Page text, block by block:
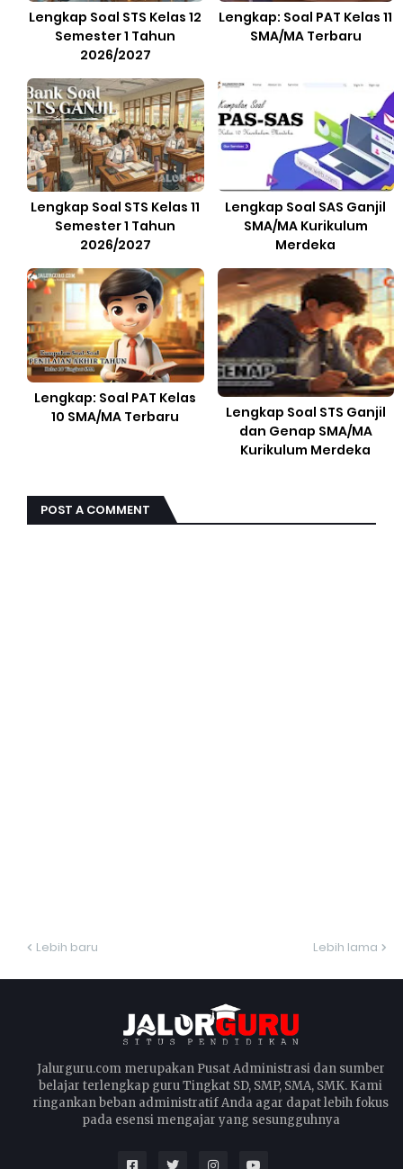
Lengkap Soal STS Kelas 12
Semester 1 Tahun
2026/2027
Lengkap: Soal PAT Kelas 11
SMA/MA Terbaru
Lengkap Soal STS Kelas 11
Semester 1 Tahun
2026/2027
Lengkap Soal SAS Ganjil
SMA/MA Kurikulum
Merdeka
Lengkap: Soal PAT Kelas
10 SMA/MA Terbaru
Lengkap Soal STS Ganjil
dan Genap SMA/MA
Kurikulum Merdeka
POST A COMMENT
Lebih baru Lebih lama
Jalurguru.com merupakan Pusat Administrasi dan sumber
belajar terlengkap guru Tingkat SD, SMP, SMA, SMK. Kami
ringankan beban administratif Anda agar dapat lebih fokus
pada esensi mengajar yang sesungguhnya